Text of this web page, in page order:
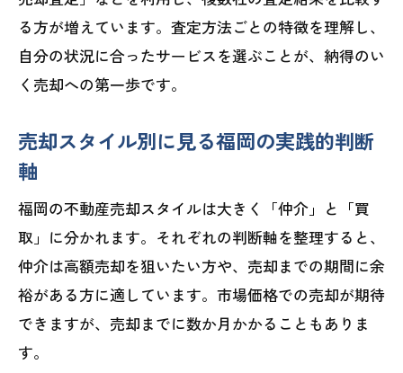
る方が増えています。査定方法ごとの特徴を理解し、
自分の状況に合ったサービスを選ぶことが、納得のい
く売却への第一歩です。
売却スタイル別に見る福岡の実践的判断
軸
福岡の不動産売却スタイルは大きく「仲介」と「買
取」に分かれます。それぞれの判断軸を整理すると、
仲介は高額売却を狙いたい方や、売却までの期間に余
裕がある方に適しています。市場価格での売却が期待
できますが、売却までに数か月かかることもありま
す。